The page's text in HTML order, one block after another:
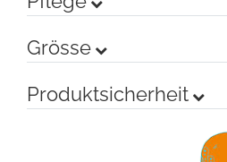
Grösse
Produktsicherheit